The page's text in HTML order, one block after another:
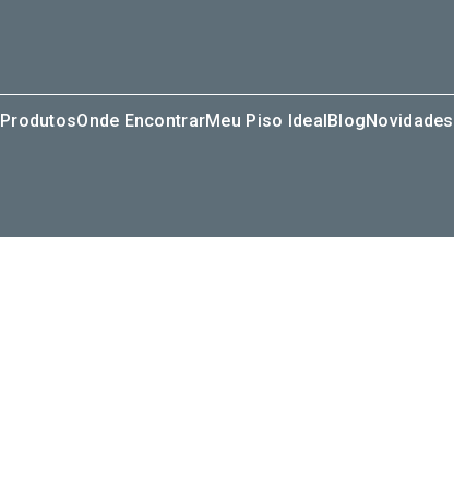
ProdutosOnde EncontrarMeu Piso IdealBlogNovidades